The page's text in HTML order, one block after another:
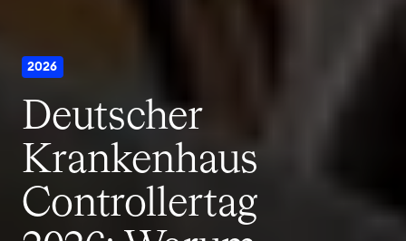
2026
Deutscher
Krankenhaus
Controllertag